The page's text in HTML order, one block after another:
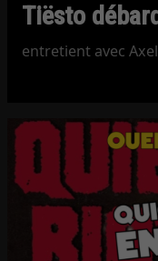
Tiësto
entretient avec